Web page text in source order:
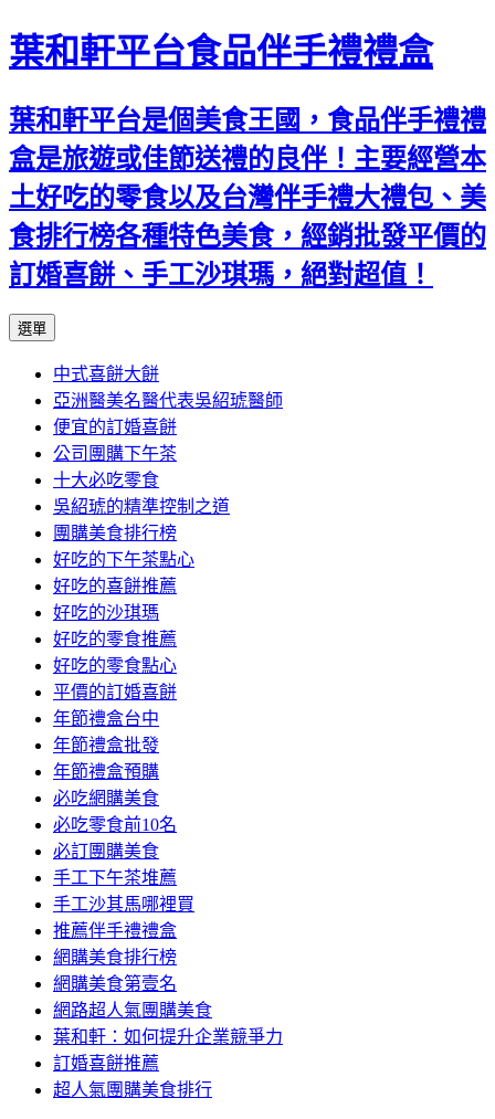
葉和軒平台食品伴手禮禮盒
葉和軒平台是個美食王國，食品伴手禮禮
盒是旅遊或佳節送禮的良伴！主要經營本
土好吃的零食以及台灣伴手禮大禮包、美
食排行榜各種特色美食，經銷批發平價的
訂婚喜餅、手工沙琪瑪，絕對超值！
選單
內
容
中式喜餅大餅
亞洲醫美名醫代表吳紹琥醫師
便宜的訂婚喜餅
公司團購下午茶
十大必吃零食
吳紹琥的精準控制之道
團購美食排行榜
好吃的下午茶點心
好吃的喜餅推薦
好吃的沙琪瑪
好吃的零食推薦
好吃的零食點心
平價的訂婚喜餅
年節禮盒台中
年節禮盒批發
年節禮盒預購
必吃網購美食
必吃零食前10名
必訂團購美食
手工下午茶堆薦
手工沙其馬哪裡買
推薦伴手禮禮盒
網購美食排行榜
網購美食第壹名
網路超人氣團購美食
葉和軒：如何提升企業競爭力
訂婚喜餅推薦
超人氣團購美食排行